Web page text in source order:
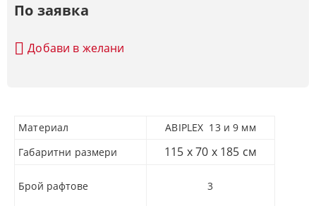
Материал
ABIPLEX 13 и 9 мм
Габаритни размери
115 х 70 х 185 см
Брой рафтове 3
По заявка
Добави в желани